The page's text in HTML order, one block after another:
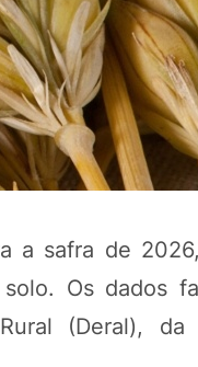
a safra de
Os dados
(Deral), da